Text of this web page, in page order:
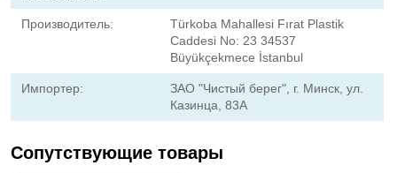
Производитель:
Türkoba Mahallesi Fırat Plastik
Caddesi No: 23 34537
Büyükçekmece İstanbul
Импортер:
ЗАО "Чистый берег", г. Минск, ул.
Казинца, 83A
Сопутствующие товары